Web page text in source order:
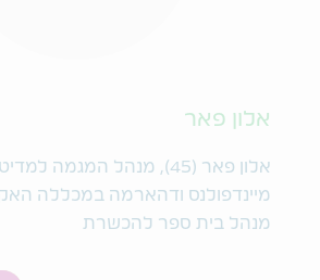
אלון פאר
אלון פאר (45), מנהל המגמה
מיינדפולנס ודהארמה במכללה
מנהל בית ספר להכשרת